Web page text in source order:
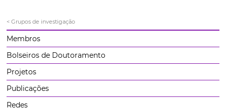
< Grupos de investigação
Membros
Bolseiros de Doutoramento
Projetos
Publicações
Redes